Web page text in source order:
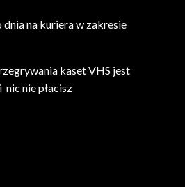
na kuriera w zakresie
kaset VHS jest
nic nie płacisz